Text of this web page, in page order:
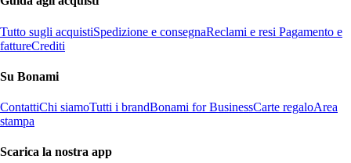
Tutto sugli acquistiSpedizione e consegnaReclami e resi Pagamento e
fattureCrediti
Su Bonami
ContattiChi siamoTutti i brandBonami for BusinessCarte regaloArea
stampa
Scarica la nostra app